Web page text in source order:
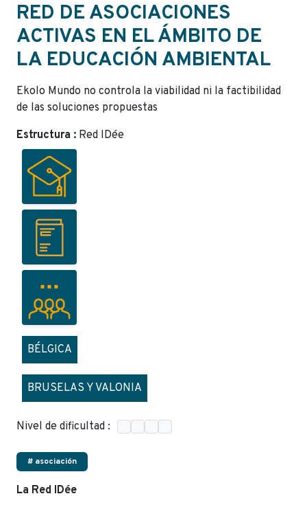
RED DE ASOCIACIONES
ACTIVAS EN EL ÁMBITO DE
LA EDUCACIÓN AMBIENTAL
Ekolo Mundo no controla la viabilidad ni la factibilidad
de las soluciones propuestas
Estructura : Red IDée
BÉLGICA
BRUSELAS Y VALONIA
Nivel de dificultad :
# asociación
La Red IDée